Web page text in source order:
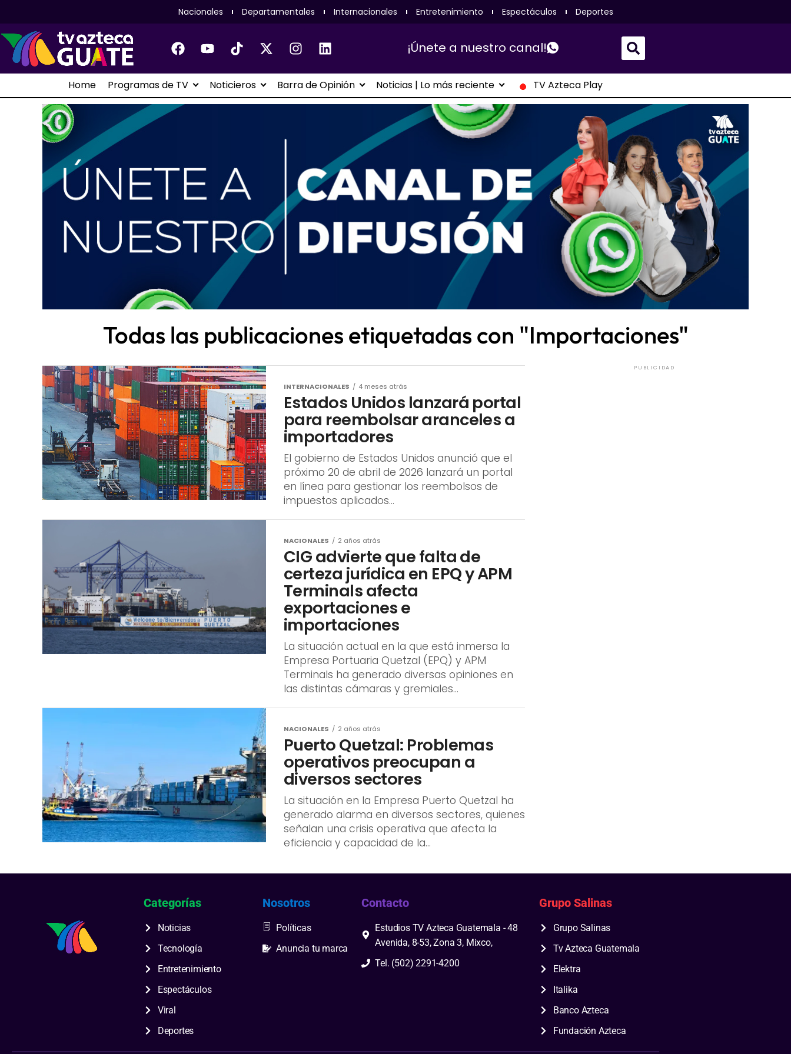
Nacionales Departamentales Internacionales Entretenimiento Espectáculos Deportes
¡Únete a nuestro canal!
Home Programas de TV Noticieros Barra de Opinión Noticias | Lo más reciente TV Azteca Play
Todas las publicaciones etiquetadas con "Importaciones"
INTERNACIONALES 4 meses atrás
Estados Unidos lanzará portal
para reembolsar aranceles a
importadores
El gobierno de Estados Unidos anunció que el
próximo 20 de abril de 2026 lanzará un portal
en línea para gestionar los reembolsos de
impuestos aplicados...
NACIONALES 2 años atrás
CIG advierte que falta de
certeza jurídica en EPQ y APM
Terminals afecta
exportaciones e
importaciones
La situación actual en la que está inmersa la
Empresa Portuaria Quetzal (EPQ) y APM
Terminals ha generado diversas opiniones en
las distintas cámaras y gremiales...
NACIONALES 2 años atrás
Puerto Quetzal: Problemas
operativos preocupan a
diversos sectores
La situación en la Empresa Puerto Quetzal ha
generado alarma en diversos sectores, quienes
señalan una crisis operativa que afecta la
eficiencia y capacidad de la...
PUBLICIDAD
Categorías
Noticias
Tecnología
Entretenimiento
Espectáculos
Viral
Deportes
Nosotros
Políticas
Anuncia tu marca
Contacto
Estudios TV Azteca Guatemala - 48
Avenida, 8-53, Zona 3, Mixco,
Tel. (502) 2291-4200
Grupo Salinas
Grupo Salinas
Tv Azteca Guatemala
Elektra
Italika
Banco Azteca
Fundación Azteca